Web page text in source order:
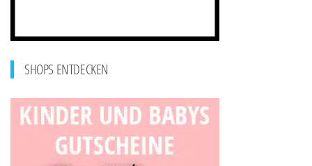
SHOPS ENTDECKEN